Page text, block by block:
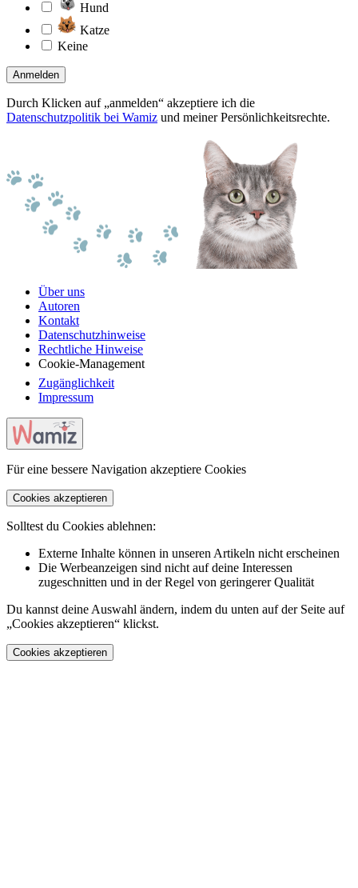
Hund
Katze
Keine
Anmelden
Durch Klicken auf „anmelden“ akzeptiere ich die
Datenschutzpolitik bei Wamiz und meiner Persönlichkeitsrechte.
Über uns
Autoren
Kontakt
Datenschutzhinweise
Rechtliche Hinweise
Cookie-Management
Zugänglichkeit
Impressum
Für eine bessere Navigation akzeptiere Cookies
Cookies akzeptieren
Solltest du Cookies ablehnen:
Externe Inhalte können in unseren Artikeln nicht erscheinen
Die Werbeanzeigen sind nicht auf deine Interessen
zugeschnitten und in der Regel von geringerer Qualität
Du kannst deine Auswahl ändern, indem du unten auf der Seite auf
„Cookies akzeptieren“ klickst.
Cookies akzeptieren